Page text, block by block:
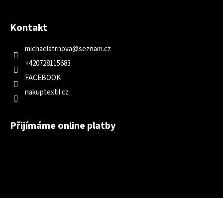
Kontakt
michaelatrnova@seznam.cz
+420728115683
FACEBOOK
nakuptextil.cz
Přijímáme online platby